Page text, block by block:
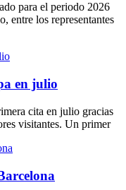
para el periodo 2026
entre los representantes
en julio
cita en julio gracias
visitantes. Un primer